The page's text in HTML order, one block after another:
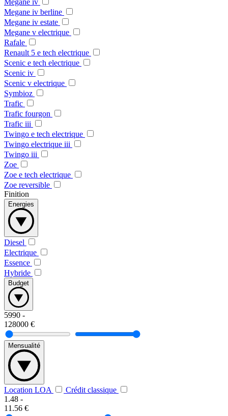
Megane iv
Megane iv berline
Megane iv estate
Megane v electrique
Rafale
Renault 5 e tech electrique
Scenic e tech electrique
Scenic iv
Scenic v electrique
Symbioz
Trafic
Trafic fourgon
Trafic iii
Twingo e tech electrique
Twingo electrique iii
Twingo iii
Zoe
Zoe e tech electrique
Zoe reversible
Finition
Energies
Diesel
Electrique
Essence
Hybride
Budget
5990 -
128000 €
Mensualité
Location LOA
Crédit classique
1.48 -
11.56 €